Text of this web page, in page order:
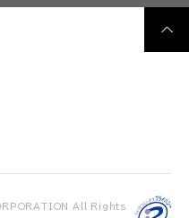
All Rights